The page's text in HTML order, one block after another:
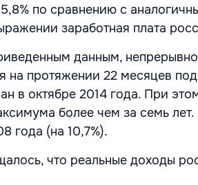
по сравнению с
заработная плата
данным,
на протяжении 22 месяцев
в октябре 2014 года. При
более чем за семь
года (на 10,7%).
что реальные доходы